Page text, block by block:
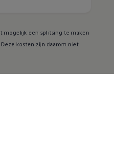
mogelijk een splitsing te maken
kosten zijn daarom niet